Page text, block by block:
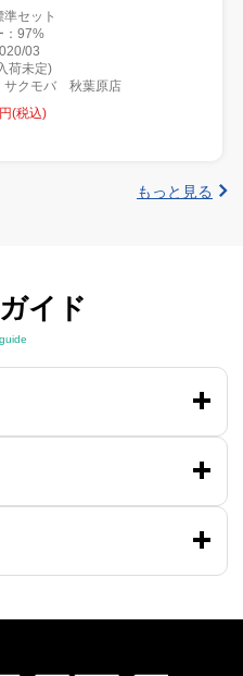
セット
：97%
03
荷未定)
サクモバ 秋葉原店
(税込)
もっと見る
イド